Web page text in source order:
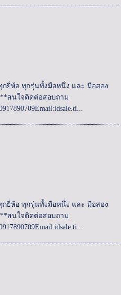
ทุกยี่ห้อ ทุกรุ่นทั้งมือหนึ่ง และ มือสอง
สนใจติดต่อสอบถาม
ทุกยี่ห้อ ทุกรุ่นทั้งมือหนึ่ง และ มือสอง
สนใจติดต่อสอบถาม